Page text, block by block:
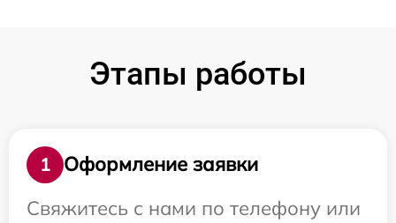
Этапы работы
1
Оформление заявки
Свяжитесь с нами по телефону или